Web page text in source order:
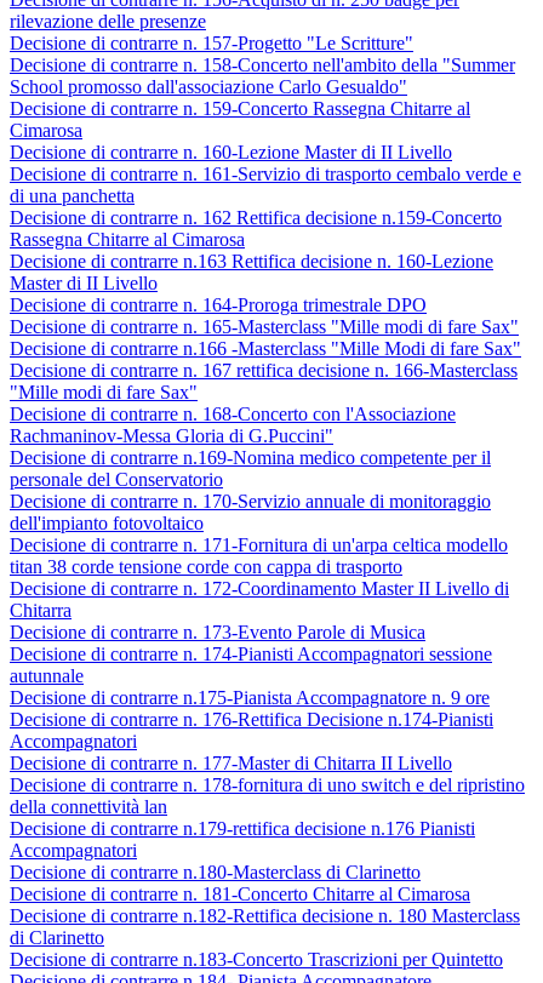
rilevazione delle presenze
Decisione di contrarre n. 157-Progetto "Le Scritture"
Decisione di contrarre n. 158-Concerto nell'ambito della "Summer
School promosso dall'associazione Carlo Gesualdo"
Decisione di contrarre n. 159-Concerto Rassegna Chitarre al
Cimarosa
Decisione di contrarre n. 160-Lezione Master di II Livello
Decisione di contrarre n. 161-Servizio di trasporto cembalo verde e
di una panchetta
Decisione di contrarre n. 162 Rettifica decisione n.159-Concerto
Rassegna Chitarre al Cimarosa
Decisione di contrarre n.163 Rettifica decisione n. 160-Lezione
Master di II Livello
Decisione di contrarre n. 164-Proroga trimestrale DPO
Decisione di contrarre n. 165-Masterclass "Mille modi di fare Sax"
Decisione di contrarre n.166 -Masterclass "Mille Modi di fare Sax"
Decisione di contrarre n. 167 rettifica decisione n. 166-Masterclass
"Mille modi di fare Sax"
Decisione di contrarre n. 168-Concerto con l'Associazione
Rachmaninov-Messa Gloria di G.Puccini"
Decisione di contrarre n.169-Nomina medico competente per il
personale del Conservatorio
Decisione di contrarre n. 170-Servizio annuale di monitoraggio
dell'impianto fotovoltaico
Decisione di contrarre n. 171-Fornitura di un'arpa celtica modello
titan 38 corde tensione corde con cappa di trasporto
Decisione di contrarre n. 172-Coordinamento Master II Livello di
Chitarra
Decisione di contrarre n. 173-Evento Parole di Musica
Decisione di contrarre n. 174-Pianisti Accompagnatori sessione
autunnale
Decisione di contrarre n.175-Pianista Accompagnatore n. 9 ore
Decisione di contrarre n. 176-Rettifica Decisione n.174-Pianisti
Accompagnatori
Decisione di contrarre n. 177-Master di Chitarra II Livello
Decisione di contrarre n. 178-fornitura di uno switch e del ripristino
della connettività lan
Decisione di contrarre n.179-rettifica decisione n.176 Pianisti
Accompagnatori
Decisione di contrarre n.180-Masterclass di Clarinetto
Decisione di contrarre n. 181-Concerto Chitarre al Cimarosa
Decisione di contrarre n.182-Rettifica decisione n. 180 Masterclass
di Clarinetto
Decisione di contrarre n.183-Concerto Trascrizioni per Quintetto